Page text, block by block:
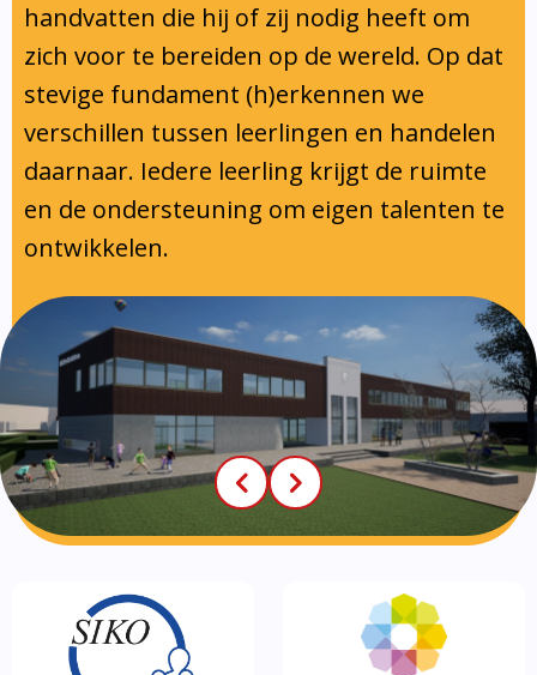
handvatten die hij of zij nodig heeft om
zich voor te bereiden op de wereld. Op dat
stevige fundament (h)erkennen we
verschillen tussen leerlingen en handelen
daarnaar. Iedere leerling krijgt de ruimte
en de ondersteuning om eigen talenten te
ontwikkelen.